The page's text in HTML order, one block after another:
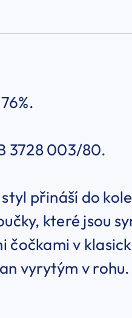
3728 003/80.
přináší do
které jsou
v
vyrytým v rohu.